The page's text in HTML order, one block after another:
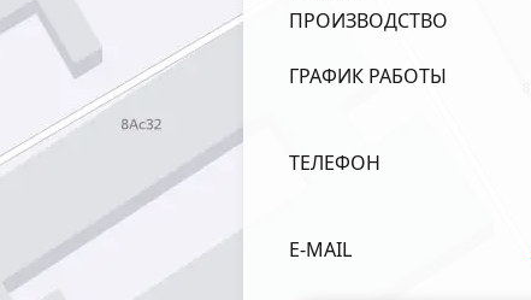
ПРОИЗВОДСТВО
ГРАФИК РАБОТЫ
ТЕЛЕФОН
E-MAIL